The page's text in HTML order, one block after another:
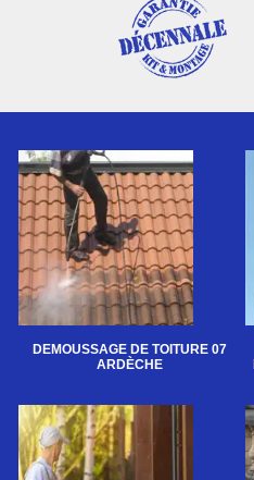
DEMOUSSAGE DE TOITURE 07
ARDÈCHE